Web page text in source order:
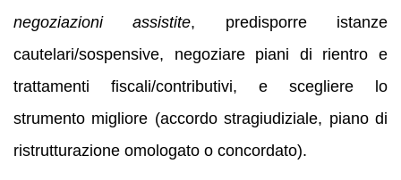
negoziazioni assistite, predisporre istanze
cautelari/sospensive, negoziare piani di rientro e
trattamenti fiscali/contributivi, e scegliere lo
strumento migliore (accordo stragiudiziale, piano di
ristrutturazione omologato o concordato).